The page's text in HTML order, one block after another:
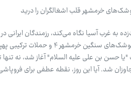
خرمشهر قلب اشغالگران را درید
به غرب آسیا نگاه می‌کند، رزمندگان ایرانی
آمریکایی-صهیونیستی، با پرتاب
حسن بن علی علیه السلام" آغاز شد، نه تنها
شد. آیا این روز، نقطه عطفی برای